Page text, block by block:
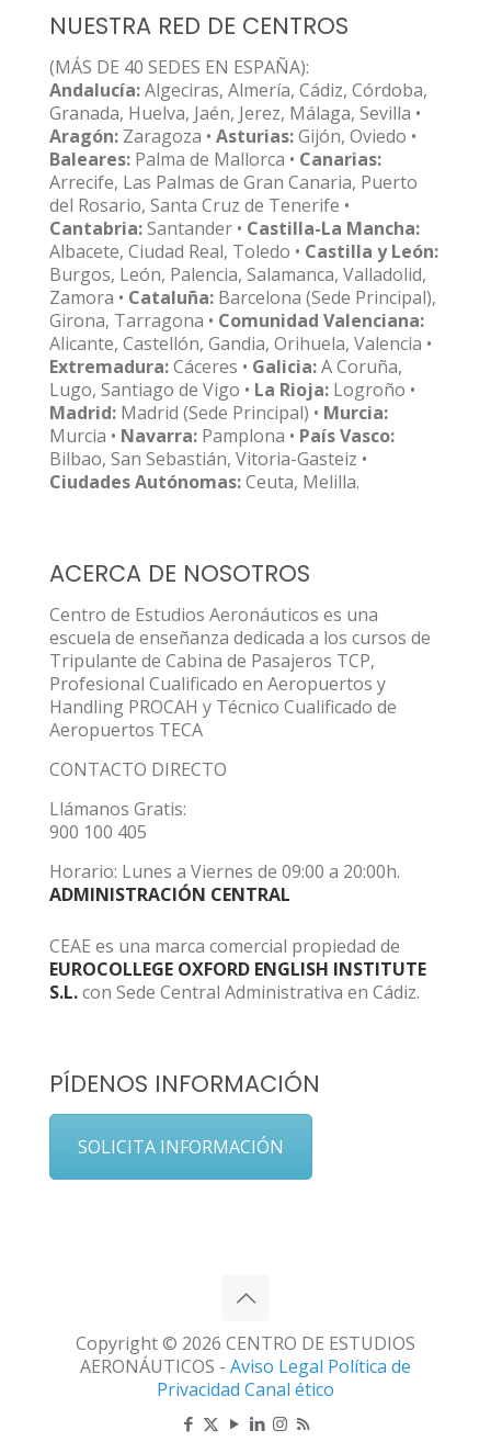
NUESTRA RED DE CENTROS
(MÁS DE 40 SEDES EN ESPAÑA):
Andalucía:Algeciras, Almería, Cádiz, Córdoba,
Granada, Huelva, Jaén, Jerez, Málaga, Sevilla •
Aragón: Zaragoza • Asturias:Gijón, Oviedo •
Baleares: Palma de Mallorca • Canarias:
Arrecife, Las Palmas de Gran Canaria, Puerto
del Rosario, Santa Cruz de Tenerife •
Cantabria:Santander • Castilla-La Mancha:
Albacete, Ciudad Real, Toledo • Castilla y León:
Burgos, León, Palencia, Salamanca, Valladolid,
Zamora • Cataluña: Barcelona (Sede Principal),
Girona, Tarragona • Comunidad Valenciana:
Alicante, Castellón, Gandia, Orihuela, Valencia •
Extremadura:Cáceres • Galicia:A Coruña,
Lugo, Santiago de Vigo • La Rioja: Logroño •
Madrid: Madrid (Sede Principal) • Murcia:
Murcia • Navarra: Pamplona • País Vasco:
Bilbao, San Sebastián, Vitoria-Gasteiz •
Ciudades Autónomas:Ceuta, Melilla.
ACERCA DE NOSOTROS
Centro de Estudios Aeronáuticos es una
escuela de enseñanza dedicada a los cursos de
Tripulante de Cabina de Pasajeros TCP,
Profesional Cualificado en Aeropuertos y
Handling PROCAH y Técnico Cualificado de
Aeropuertos TECA
CONTACTO DIRECTO
Llámanos Gratis:
900 100 405
Horario: Lunes a Viernes de 09:00 a 20:00h.
ADMINISTRACIÓN CENTRAL
CEAE es una marca comercial propiedad de
EUROCOLLEGE OXFORD ENGLISH INSTITUTE
S.L.con Sede Central Administrativa en Cádiz.
PÍDENOS INFORMACIÓN
SOLICITA INFORMACIÓN
Copyright © 2026 CENTRO DE ESTUDIOS
AERONÁUTICOS - Aviso Legal Política de
Privacidad Canal ético